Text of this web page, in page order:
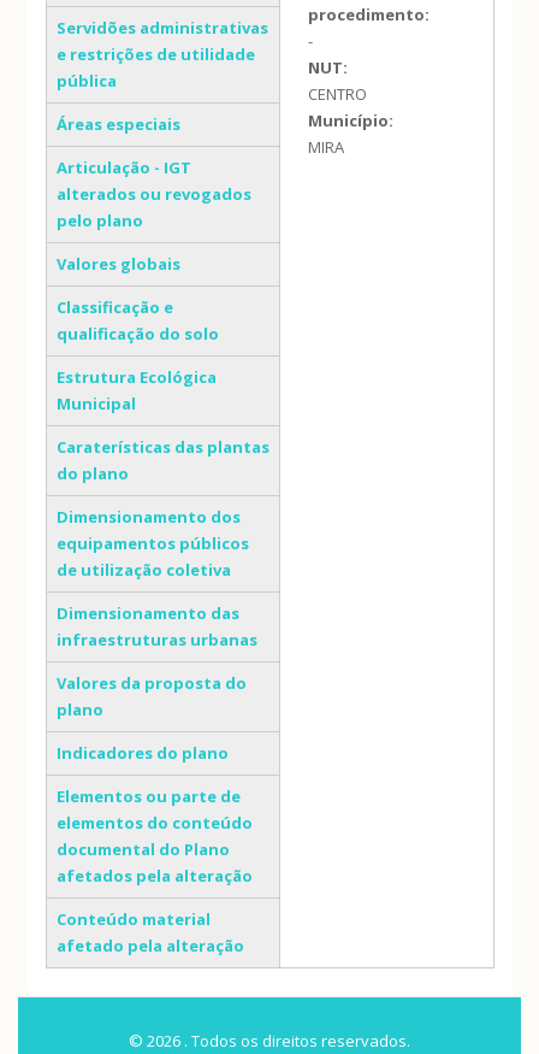
Servidões administrativas
e restrições de utilidade
pública
Áreas especiais
Articulação - IGT
alterados ou revogados
pelo plano
Valores globais
Classificação e
qualificação do solo
Estrutura Ecológica
Municipal
Caraterísticas das plantas
do plano
Dimensionamento dos
equipamentos públicos
de utilização coletiva
Dimensionamento das
infraestruturas urbanas
Valores da proposta do
plano
Indicadores do plano
Elementos ou parte de
elementos do conteúdo
documental do Plano
afetados pela alteração
Conteúdo material
afetado pela alteração
procedimento:
-
NUT:
CENTRO
Município:
MIRA
© 2026 . Todos os direitos reservados.